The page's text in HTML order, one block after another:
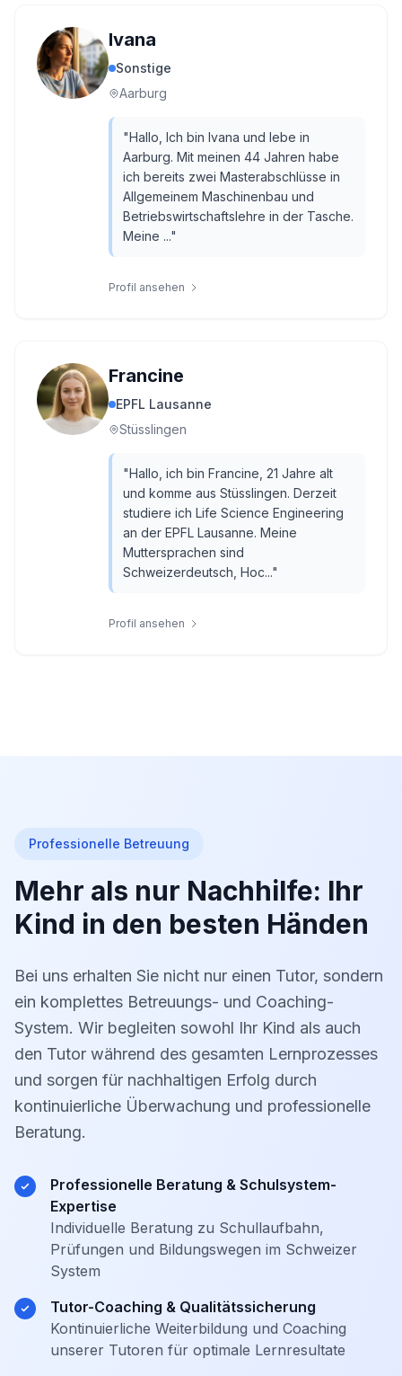
Ivana
Sonstige
Aarburg
"Hallo, Ich bin Ivana und lebe in
Aarburg. Mit meinen 44 Jahren habe
ich bereits zwei Masterabschlüsse in
Allgemeinem Maschinenbau und
Betriebswirtschaftslehre in der Tasche.
Meine ..."
Profil ansehen
Francine
EPFL Lausanne
Stüsslingen
"Hallo, ich bin Francine, 21 Jahre alt
und komme aus Stüsslingen. Derzeit
studiere ich Life Science Engineering
an der EPFL Lausanne. Meine
Muttersprachen sind
Schweizerdeutsch, Hoc..."
Profil ansehen
Professionelle Betreuung
Mehr als nur Nachhilfe: Ihr
Kind in den besten Händen
Bei uns erhalten Sie nicht nur einen Tutor, sondern
ein komplettes Betreuungs- und Coaching-
System. Wir begleiten sowohl Ihr Kind als auch
den Tutor während des gesamten Lernprozesses
und sorgen für nachhaltigen Erfolg durch
kontinuierliche Überwachung und professionelle
Beratung.
Professionelle Beratung & Schulsystem-
Expertise
Individuelle Beratung zu Schullaufbahn,
Prüfungen und Bildungswegen im Schweizer
System
Tutor-Coaching & Qualitätssicherung
Kontinuierliche Weiterbildung und Coaching
unserer Tutoren für optimale Lernresultate